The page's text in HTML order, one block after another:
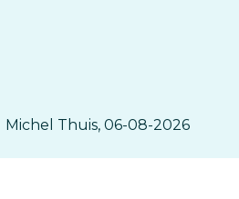
Michel Thuis, 06-08-2026